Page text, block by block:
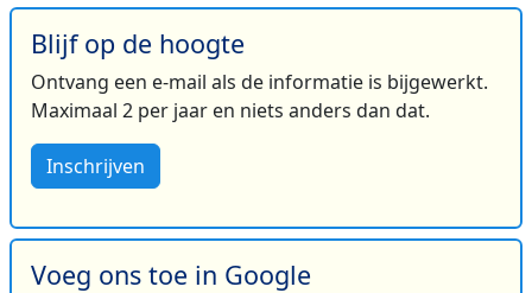
Blijf op de hoogte
Ontvang een e-mail als de informatie is bijgewerkt.
Maximaal 2 per jaar en niets anders dan dat.
Inschrijven
Voeg ons toe in Google